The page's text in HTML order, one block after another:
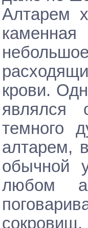
Алтарем
крови.
являлся
темного
алтарем,
обычной
любом